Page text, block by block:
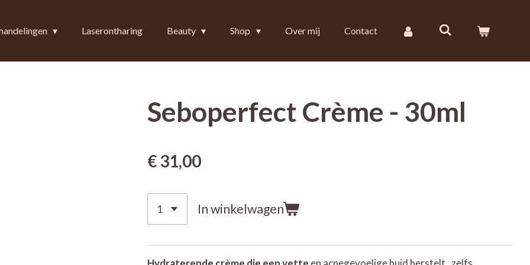
Laserontharing Beauty Shop Over mij Contact
Seboperfect Crème - 30ml
€ 31,00
In winkelwagen